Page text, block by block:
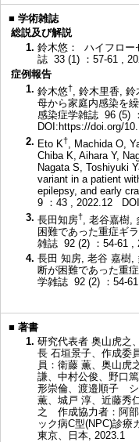
■ 学術雑誌
総説及び解説
1. 鈴木悠： ハイフロー
誌 33 (1) ：57-61 ,
症例報告
1. 鈴木悠†, 鈴木里香,
母から家庭内感染を
感染症学雑誌 96 (5)
DOI:https://doi.org/
2. Eto K†, Machida O,
Chiba K, Aihara Y,
Nagata S, Toshiyuki
variant in a patient
epilepsy, and early
9 ：43 , 2022.12
3. 長田知房†, 老谷嘉樹,
困難であった重症ギ
雑誌 92 (2) ：54-61 ,
4. 長田 知房, 老谷 嘉樹
断が困難であった重
学雑誌 92 (2) ：54-
■ 著書
1. 研究代表者 奥山虎之
長 石垣景子、作成委
員：衛藤 薫、奥山虎
謙、中村公俊、野口
形崇倫、渡邉順子 シ
薫、城戸 淳、近藤秀
之 作成協力者：阿
ック病C型(NPC)診
東京、日本, 2023.1